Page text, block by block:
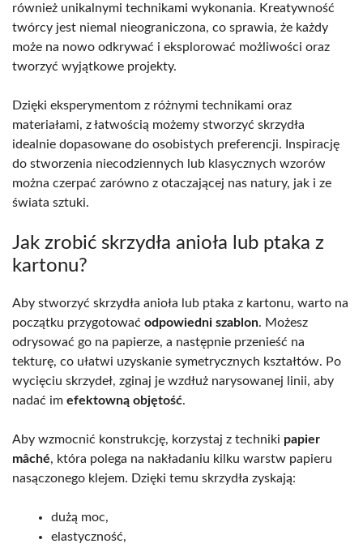
również unikalnymi technikami wykonania. Kreatywność
twórcy jest niemal nieograniczona, co sprawia, że każdy
może na nowo odkrywać i eksplorować możliwości oraz
tworzyć wyjątkowe projekty.
Dzięki eksperymentom z różnymi technikami oraz
materiałami, z łatwością możemy stworzyć skrzydła
idealnie dopasowane do osobistych preferencji. Inspirację
do stworzenia niecodziennych lub klasycznych wzorów
można czerpać zarówno z otaczającej nas natury, jak i ze
świata sztuki.
Jak zrobić skrzydła anioła lub ptaka z
kartonu?
Aby stworzyć skrzydła anioła lub ptaka z kartonu, warto na
początku przygotować odpowiedni szablon. Możesz
odrysować go na papierze, a następnie przenieść na
tekturę, co ułatwi uzyskanie symetrycznych kształtów. Po
wycięciu skrzydeł, zginaj je wzdłuż narysowanej linii, aby
nadać im efektowną objętość.
Aby wzmocnić konstrukcję, korzystaj z techniki papier
mâché, która polega na nakładaniu kilku warstw papieru
nasączonego klejem. Dzięki temu skrzydła zyskają:
dużą moc,
elastyczność,